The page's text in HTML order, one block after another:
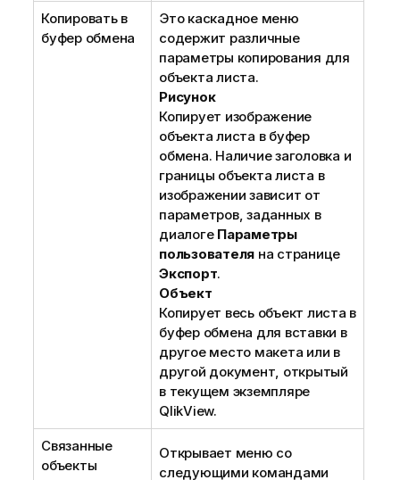
Копировать в
буфер обмена
Это каскадное меню
содержит различные
параметры копирования для
объекта листа.
Рисунок
Копирует изображение
объекта листа в буфер
обмена. Наличие заголовка и
границы объекта листа в
изображении зависит от
параметров, заданных в
диалоге Параметры
пользователя на странице
Экспорт.
Объект
Копирует весь объект листа в
буфер обмена для вставки в
другое место макета или в
другой документ, открытый
в текущем экземпляре
QlikView.
Связанные
объекты
Открывает меню со
следующими командами